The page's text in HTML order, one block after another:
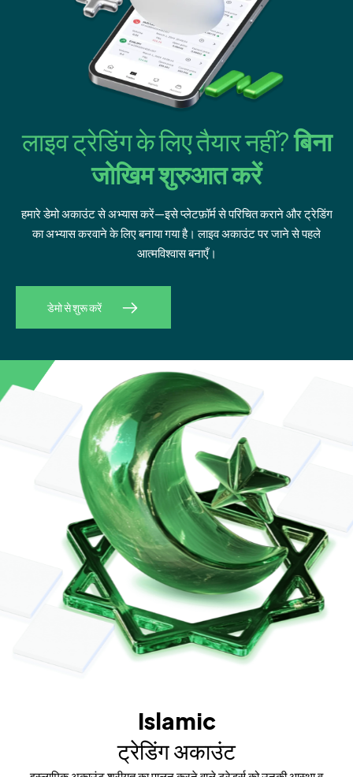
लाइव ट्रेडिंग के लिए तैयार नहीं?बिना
जोखिम शुरुआत करें
हमारे डेमो अकाउंट से अभ्यास करें—इसे प्लेटफ़ॉर्म से परिचित कराने और ट्रेडिंग
का अभ्यास करवाने के लिए बनाया गया है। लाइव अकाउंट पर जाने से पहले
आत्मविश्वास बनाएँ।
डेमो से शुरू करें
Islamic
ट्रेडिंग अकाउंट